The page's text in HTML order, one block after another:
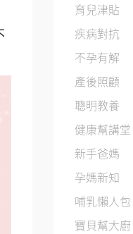
育兒津貼
疾病對抗
不孕有解
產後照顧
聰明教養
健康幫講堂
新手爸媽
孕媽新知
哺乳懶人包
寶貝幫大廚